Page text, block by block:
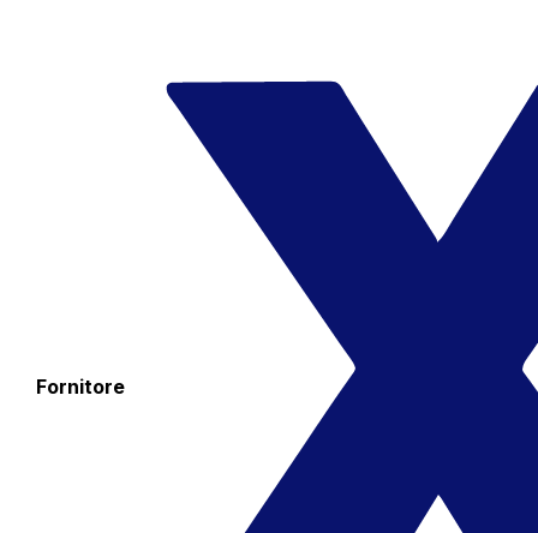
Fornitore